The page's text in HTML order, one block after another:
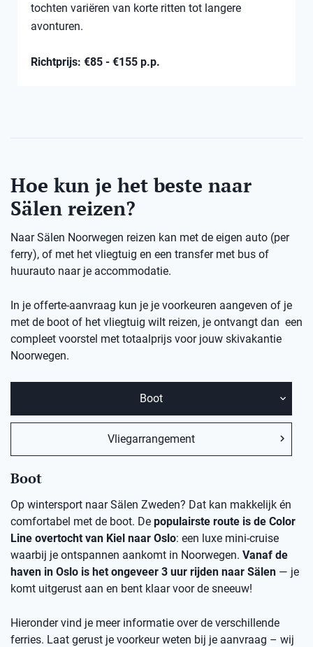
tochten variëren van korte ritten tot langere
avonturen.
Richtprijs: €85 - €155 p.p.
Hoe kun je het beste naar
Sälen reizen?
Naar Sälen Noorwegen reizen kan met de eigen auto (per
ferry), of met het vliegtuig en een transfer met bus of
huurauto naar je accommodatie.
In je offerte-aanvraag kun je je voorkeuren aangeven of je
met de boot of het vliegtuig wilt reizen, je ontvangt dan een
compleet voorstel met totaalprijs voor jouw skivakantie
Noorwegen.
Boot
Vliegarrangement
Boot
Op wintersport naar Sälen Zweden? Dat kan makkelijk én
comfortabel met de boot. De populairste route is de Color
Line overtocht van Kiel naar Oslo: een luxe mini-cruise
waarbij je ontspannen aankomt in Noorwegen. Vanaf de
haven in Oslo is het ongeveer 3 uur rijden naar Sälen — je
komt uitgerust aan en bent klaar voor de sneeuw!
Hieronder vind je meer informatie over de verschillende
ferries. Laat gerust je voorkeur weten bij je aanvraag – wij